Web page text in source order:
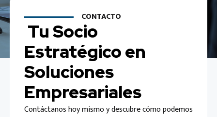
CONTACTO
Tu Socio
Estratégico en
Soluciones
Empresariales
Contáctanos hoy mismo y descubre cómo podemos